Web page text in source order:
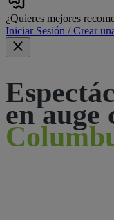
¿Quieres mejores
Iniciar Sesión / Crear
en auge